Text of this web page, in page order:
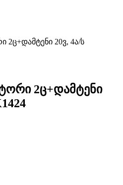
2ც+დამტენი 20ვ, 4ა/ს
2ც+დამტენი